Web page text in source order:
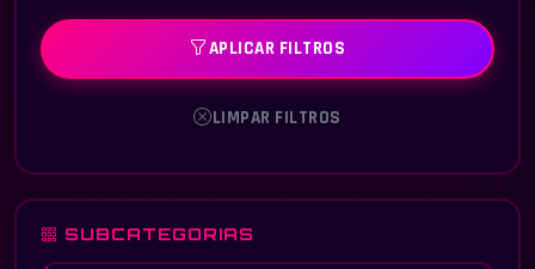
APLICAR FILTROS
LIMPAR FILTROS
SUBCATEGORIAS